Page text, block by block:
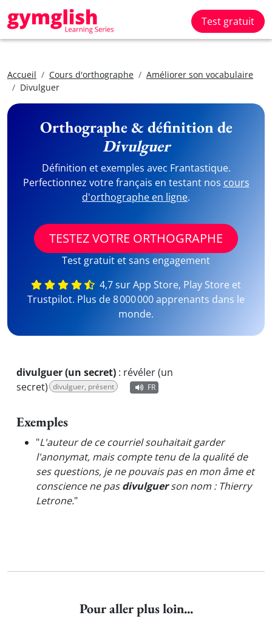
Test gratuit
Accueil Cours d'orthographe
Améliorer son vocabulaire
Divulguer
Orthographe & définition de
Divulguer
Définition et exemples avec Frantastique.
Perfectionnez votre français en testant nos cours
d'orthographe en ligne.
TESTEZ VOTRE ORTHOGRAPHE
Test gratuit et sans engagement
4,7 sur App Store, Play Store et
Trustpilot. Plus de 8 000 000 apprenants dans le
monde.
divulguer (un secret) : révéler (un
secret) divulguer, présent FR
Exemples
"L'auteur de ce courriel souhaitait garder
l'anonymat, mais compte tenu de la qualité de
ses questions, je ne pouvais pas en mon âme et
conscience ne pasdivulguerson nom : Thierry
Letrone."
Pour aller plus loin...